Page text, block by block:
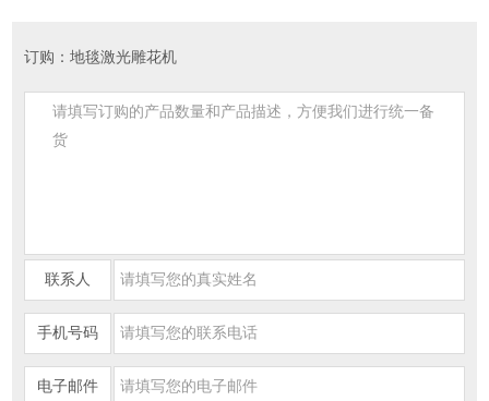
订购：地毯激光雕花机
联系人
手机号码
电子邮件